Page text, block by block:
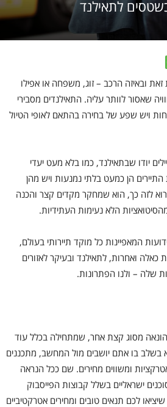
לתאילנד
ובאיזה הרכב – זוג, משפחה או אפילו
שאסור לוותר עליה. התאילנדים מסבירי
ויש שפע של בחירה בהתאם לאופי הטיול
יודו שבתאילנד, כמו בלא מעט יעדי
התיירים הן כמעט בלתי נמנעות ויש מהן
לזה כך, הוא שמחקר מקדים קצר והכנה
הלא נעימות העתידיות.
המאפיינות כל מוקד תיירותי בעולם,
כאלה ואחרות, לתאילנד ובעיקר לאזורים
שלה – ולנו הפתרונות.
מסוג קצת אחר, שמתחילה בכלל עוד
בשלב בו אתם יושבים מול המחשב, מתכננים
ומשווים מחירים. שם ככל הנראה
ישראליים בשלל קבוצות הפייסבוק
לכם תנאים טובים ומחירים אטרקטיביים